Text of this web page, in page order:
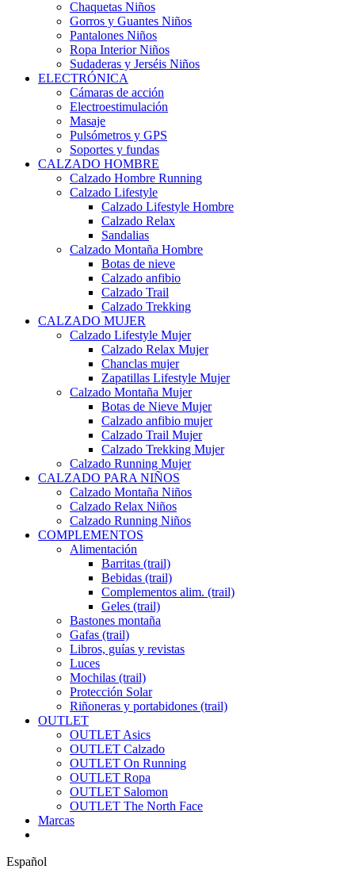
Chaquetas Niños
Gorros y Guantes Niños
Pantalones Niños
Ropa Interior Niños
Sudaderas y Jerséis Niños
ELECTRÓNICA
Cámaras de acción
Electroestimulación
Masaje
Pulsómetros y GPS
Soportes y fundas
CALZADO HOMBRE
Calzado Hombre Running
Calzado Lifestyle
Calzado Lifestyle Hombre
Calzado Relax
Sandalias
Calzado Montaña Hombre
Botas de nieve
Calzado anfibio
Calzado Trail
Calzado Trekking
CALZADO MUJER
Calzado Lifestyle Mujer
Calzado Relax Mujer
Chanclas mujer
Zapatillas Lifestyle Mujer
Calzado Montaña Mujer
Botas de Nieve Mujer
Calzado anfibio mujer
Calzado Trail Mujer
Calzado Trekking Mujer
Calzado Running Mujer
CALZADO PARA NIÑOS
Calzado Montaña Niños
Calzado Relax Niños
Calzado Running Niños
COMPLEMENTOS
Alimentación
Barritas (trail)
Bebidas (trail)
Complementos alim. (trail)
Geles (trail)
Bastones montaña
Gafas (trail)
Libros, guías y revistas
Luces
Mochilas (trail)
Protección Solar
Riñoneras y portabidones (trail)
OUTLET
OUTLET Asics
OUTLET Calzado
OUTLET On Running
OUTLET Ropa
OUTLET Salomon
OUTLET The North Face
Marcas
Español